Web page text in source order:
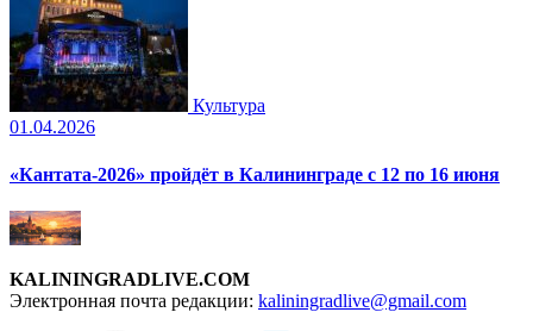
Культура
01.04.2026
«Кантата-2026» пройдёт в Калининграде с 12 по 16 июня
KALININGRADLIVE.COM
Электронная почта редакции: kaliningradlive@gmail.com